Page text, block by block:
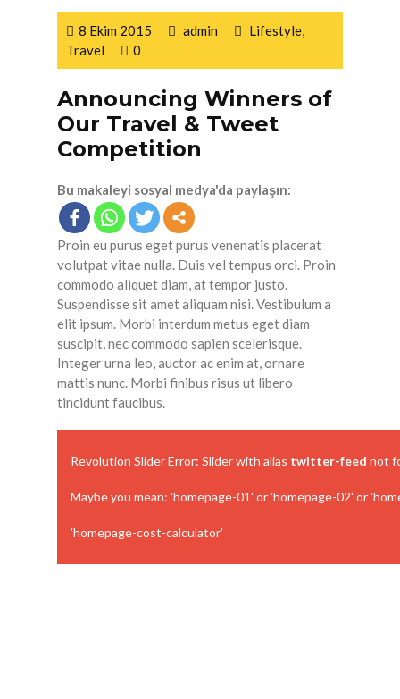
8 Ekim 2015 admin Lifestyle,
Travel
0
Announcing Winners of
Our Travel & Tweet
Competition
Bu makaleyi sosyal medya'da paylaşın:
Proin eu purus eget purus venenatis placerat
volutpat vitae nulla. Duis vel tempus orci. Proin
commodo aliquet diam, at tempor justo.
Suspendisse sit amet aliquam nisi. Vestibulum a
elit ipsum. Morbi interdum metus eget diam
suscipit, nec commodo sapien scelerisque.
Integer urna leo, auctor ac enim at, ornare
mattis nunc. Morbi finibus risus ut libero
tincidunt faucibus.
Revolution Slider Error: Slider with alias twitter-feed not
Maybe you mean: 'homepage-01' or 'homepage-02' or
'homepage-cost-calculator'